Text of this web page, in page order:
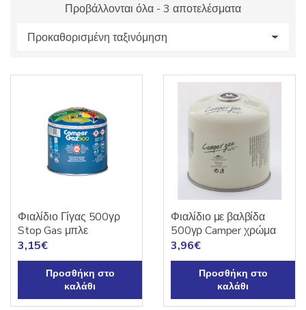
Προβάλλονται όλα - 3 αποτελέσματα
Φιαλίδιο Γίγας 500γρ
Stop Gas μπλε
3,15€
Προσθήκη στο
καλάθι
Φιαλίδιο με βαλβίδα
500γρ Camper χρώμα
3,96€
Προσθήκη στο
καλάθι